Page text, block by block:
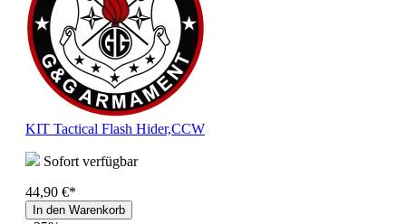
KIT Tactical Flash Hider,CCW
Sofort verfügbar
44,90 €*
In den Warenkorb